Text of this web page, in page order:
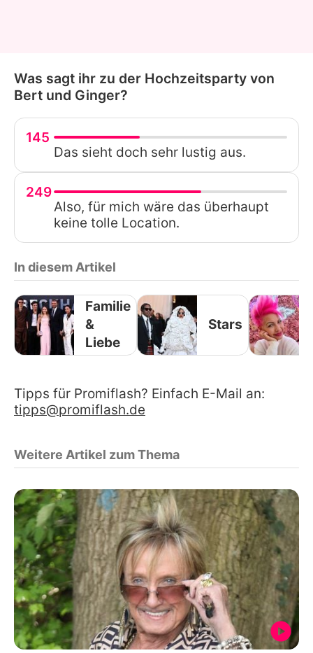
Was sagt ihr zu der Hochzeitsparty von
Bert und Ginger?
145
Das sieht doch sehr lustig aus.
249
Also, für mich wäre das überhaupt
keine tolle Location.
In diesem Artikel
Familie
&
Liebe
Stars
Tipps für Promiflash? Einfach E-Mail an:
tipps@promiflash.de
Weitere Artikel zum Thema